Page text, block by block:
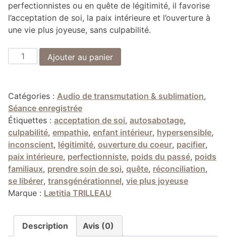
perfectionnistes ou en quête de légitimité, il favorise
l’acceptation de soi, la paix intérieure et l’ouverture à
une vie plus joyeuse, sans culpabilité.
quantité
de
lumière
derrière
le
mur"
Ajouter au panier
Catégories : Audio de transmutation & sublimation,
Séance enregistrée
Étiquettes : acceptation de soi, autosabotage,
culpabilité, empathie, enfant intérieur, hypersensible,
inconscient, légitimité, ouverture du coeur, pacifier,
paix intérieure, perfectionniste, poids du passé, poids
familiaux, prendre soin de soi, quête, réconciliation,
se libérer, transgénérationnel, vie plus joyeuse
Marque : Lætitia TRILLEAU
Description Avis (0)